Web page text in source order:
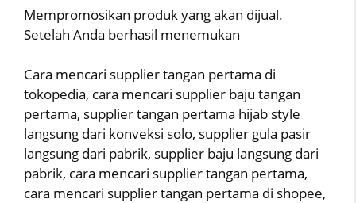
Mempromosikan produk yang akan dijual.
Setelah Anda berhasil menemukan
Cara mencari supplier tangan pertama di
tokopedia, cara mencari supplier baju tangan
pertama, supplier tangan pertama hijab style
langsung dari konveksi solo, supplier gula pasir
langsung dari pabrik, supplier baju langsung dari
pabrik, cara mencari supplier tangan pertama,
cara mencari supplier tangan pertama di shopee,